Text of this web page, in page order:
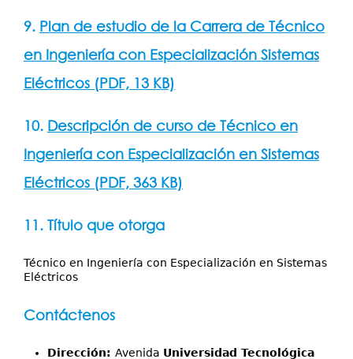
9. Plan de estudio de la Carrera de Técnico
en Ingeniería con Especialización Sistemas
Eléctricos (PDF, 13 KB)
10. Descripción de curso de Técnico en
Ingeniería con Especialización en Sistemas
Eléctricos (PDF, 363 KB)
11. Título que otorga
Técnico en Ingeniería con Especialización en Sistemas
Eléctricos
Contáctenos
Dirección: Avenida Universidad Tecnológica